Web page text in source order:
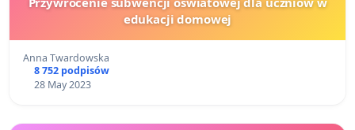
edukacji domowej
Anna Twardowska
8 752 podpisów
28 May 2023